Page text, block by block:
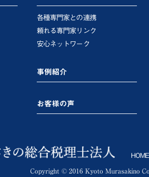
各種専門家との連携
頼れる専門家リンク
安心ネットワーク
事例紹介
お客様の声
HOME
Copyright © 2016 Kyoto Murasakino